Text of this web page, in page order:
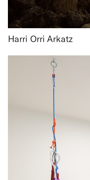
Harri Orri Arkatz